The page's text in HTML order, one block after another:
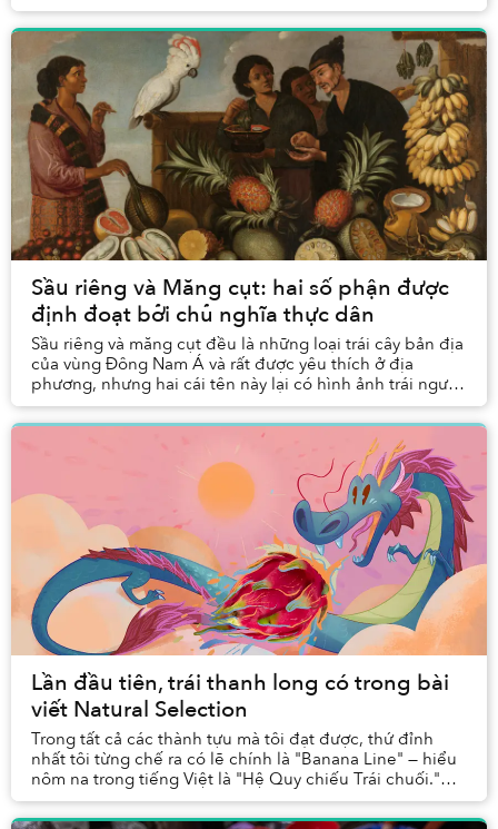
cái mùi quen thuộc làm gợi nhớ về góc bếp ...
Sầu riêng và Măng cụt: hai số phận được
định đoạt bởi chủ nghĩa thực dân
Sầu riêng và măng cụt đều là những loại trái cây bản địa
của vùng Đông Nam Á và rất được yêu thích ở địa
phương, nhưng hai cái tên này lại có hình ảnh trái ngược
nhau trong cảm nhận của bạn bè phương ...
Lần đầu tiên, trái thanh long có trong bài
viết Natural Selection
Trong tất cả các thành tựu mà tôi đạt được, thứ đỉnh
nhất tôi từng chế ra có lẽ chính là "Banana Line" — hiểu
nôm na trong tiếng Việt là "Hệ Quy chiếu Trái chuối."
Giải thích ngắn gọn, đây là một than...